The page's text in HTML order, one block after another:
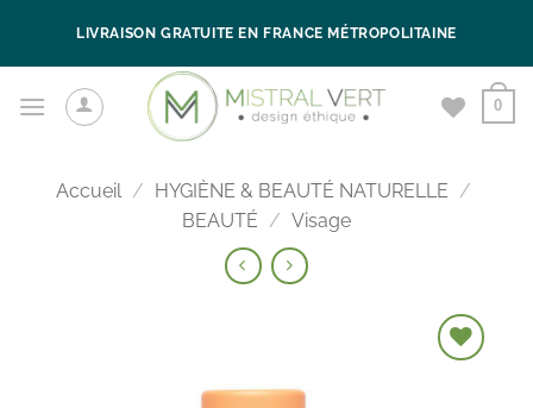
contenu
LIVRAISON GRATUITE EN FRANCE MÉTROPOLITAINE
0
Accueil / HYGIÈNE & BEAUTÉ NATURELLE /
BEAUTÉ / Visage